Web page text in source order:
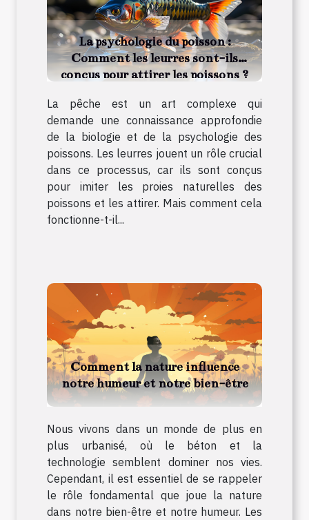
La psychologie du poisson :
Comment les leurres sont-ils
conçus pour attirer les poissons ?
La pêche est un art complexe qui
demande une connaissance approfondie
de la biologie et de la psychologie des
poissons. Les leurres jouent un rôle crucial
dans ce processus, car ils sont conçus
pour imiter les proies naturelles des
poissons et les attirer. Mais comment cela
fonctionne-t-il...
Comment la nature influence
notre humeur et notre bien-être
Nous vivons dans un monde de plus en
plus urbanisé, où le béton et la
technologie semblent dominer nos vies.
Cependant, il est essentiel de se rappeler
le rôle fondamental que joue la nature
dans notre bien-être et notre humeur. Les